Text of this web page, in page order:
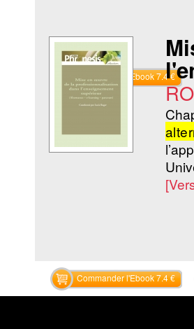
Commander l'Ebook 7.4 €
Commander l'Ebook 7.4 €